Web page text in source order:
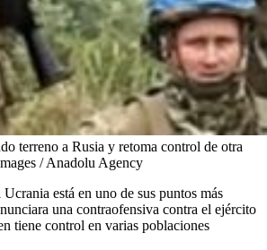
terreno a Rusia y retoma control de otra
/ Anadolu Agency
está en uno de sus puntos más
una contraofensiva contra el ejército
tiene control en varias poblaciones